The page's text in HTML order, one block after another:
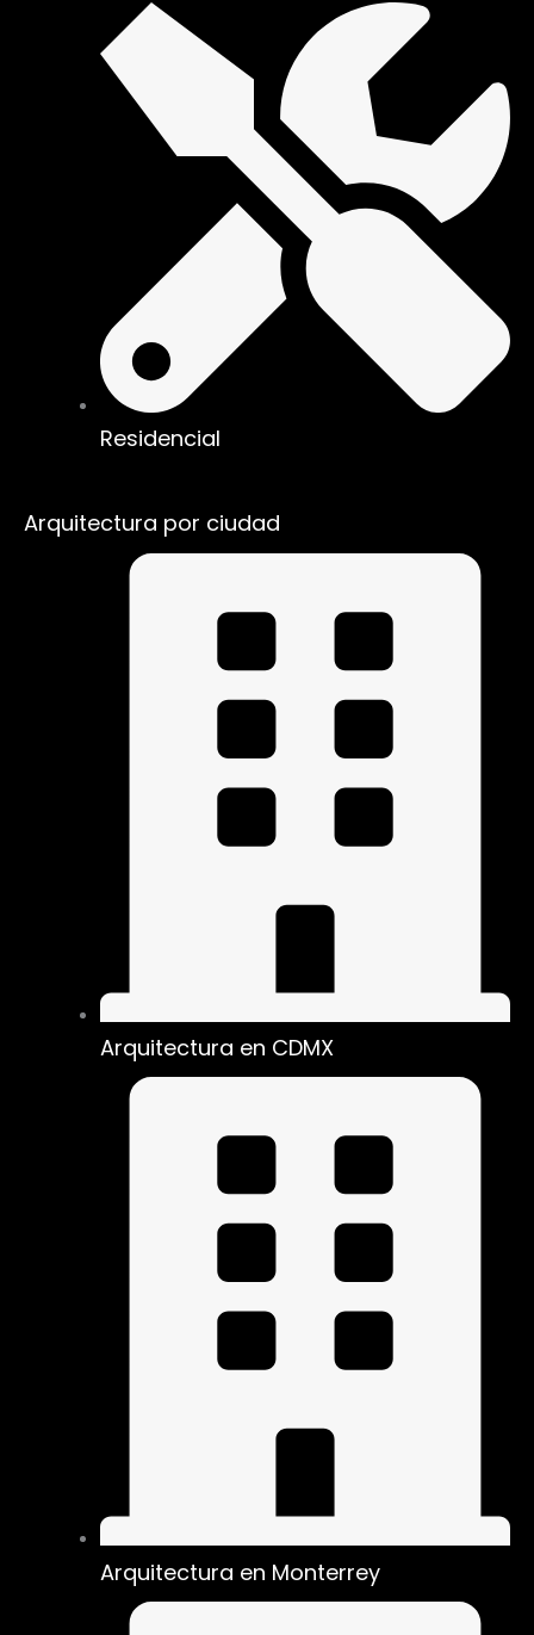
Residencial
Arquitectura por ciudad
Arquitectura en CDMX
Arquitectura en Monterrey